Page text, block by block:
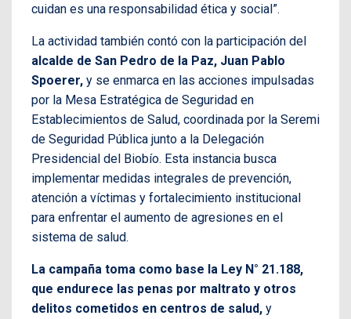
cuidan es una responsabilidad ética y social”.
La actividad también contó con la participación del
alcalde de San Pedro de la Paz, Juan Pablo
Spoerer, y se enmarca en las acciones impulsadas
por la Mesa Estratégica de Seguridad en
Establecimientos de Salud, coordinada por la Seremi
de Seguridad Pública junto a la Delegación
Presidencial del Biobío. Esta instancia busca
implementar medidas integrales de prevención,
atención a víctimas y fortalecimiento institucional
para enfrentar el aumento de agresiones en el
sistema de salud.
La campaña toma como base la Ley N° 21.188,
que endurece las penas por maltrato y otros
delitos cometidos en centros de salud, y